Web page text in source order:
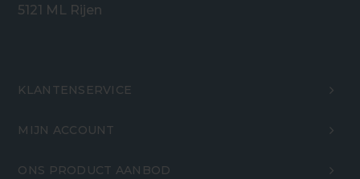
5121 ML Rijen
KLANTENSERVICE
MIJN ACCOUNT
ONS PRODUCT AANBOD